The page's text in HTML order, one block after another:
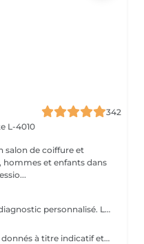
342
L-4010
salon de coiffure et
et enfants dans
Chaque prestation débute par un diagnostic personnalisé. Le tarif final est confirmé en salon selon les besoins de vos cheveux et la technique réalisée.
Les prix affichés sur Salonkee sont donnés à titre indicatif et correspondent aux tarifs de base. Le lavage des cheveux au bac est inclus dans le prix du brushing. Toutefois, les soins spécifiques (traitements et rituels) sont proposés en supplément, selon le diagnostic réalisé lors de votre arrivée au salon. Un devis détaillé vous sera systématiquement communiqué avant toute prestation, réalisée uniquement avec votre accord.